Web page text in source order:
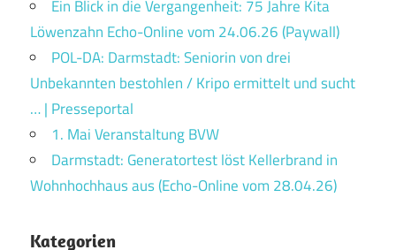
Ein Blick in die Vergangenheit: 75 Jahre Kita
Löwenzahn Echo-Online vom 24.06.26 (Paywall)
POL-DA: Darmstadt: Seniorin von drei
Unbekannten bestohlen / Kripo ermittelt und sucht
… | Presseportal
1. Mai Veranstaltung BVW
Darmstadt: Generatortest löst Kellerbrand in
Wohnhochhaus aus (Echo-Online vom 28.04.26)
Kategorien